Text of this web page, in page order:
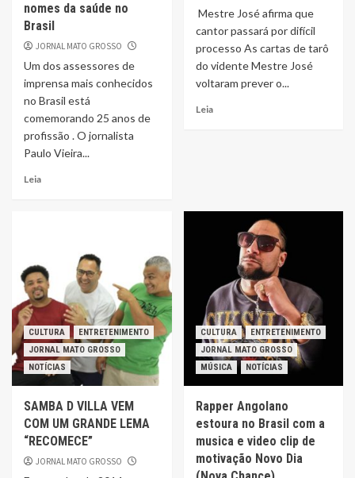
nomes da saúde no
Brasil
JORNAL MATO GROSSO
Um dos assessores de
imprensa mais conhecidos
no Brasil está
comemorando 25 anos de
profissão . O jornalista
Paulo Vieira...
Leia
Mestre José afirma que
cantor passará por difícil
processo As cartas de tarô
do vidente Mestre José
voltaram prever o...
Leia
CULTURA
ENTRETENIMENTO
JORNAL MATO GROSSO
NOTÍCIAS
SAMBA D VILLA VEM
COM UM GRANDE LEMA
“RECOMECE”
JORNAL MATO GROSSO
CULTURA
ENTRETENIMENTO
JORNAL MATO GROSSO
MÚSICA
NOTÍCIAS
Rapper Angolano
estoura no Brasil com a
musica e video clip de
motivação Novo Dia